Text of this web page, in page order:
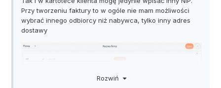
Przy tworzeniu faktury to w ogóle nie mam możliwości
wybrać innego odbiorcy niż nabywca, tylko inny adres
dostawy
Rozwiń